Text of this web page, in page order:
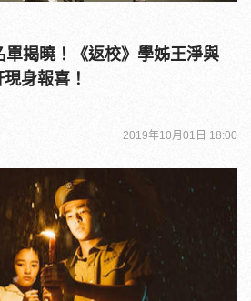
揭曉！《返校》學姊王淨與
身報喜！
2019年10月01日 18:00